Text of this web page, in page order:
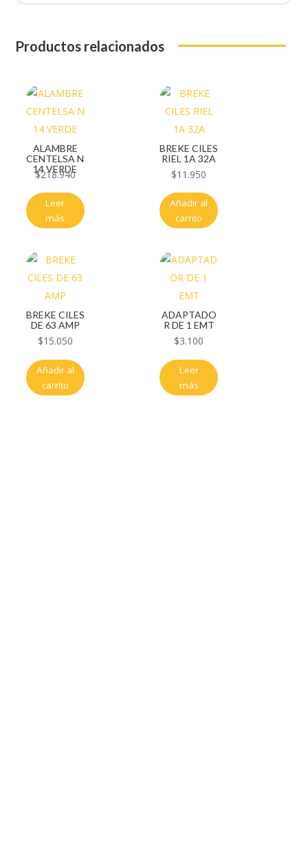
Productos relacionados
ALAMBRE
CENTELSA N
14 VERDE
$218.940
Leer
más
BREKE CILES
RIEL 1A 32A
$11.950
Añadir al
carrito
BREKE CILES
DE 63 AMP
$15.050
Añadir al
carrito
ADAPTADO
R DE 1 EMT
$3.100
Leer
más